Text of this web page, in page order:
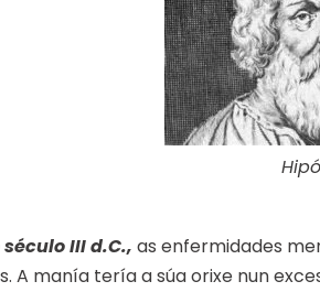
III d.C., as enfermidades
A manía tería a súa orixe nun